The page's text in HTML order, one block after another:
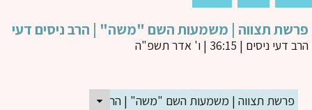
תצווה | משמעות השם "משה" | הרב ניסים דעי
דעי ניסים| 36:15 | ו' אדר תשפ"ה
פרשת תצווה | משמעות השם "משה" | הרב ניסים דעי